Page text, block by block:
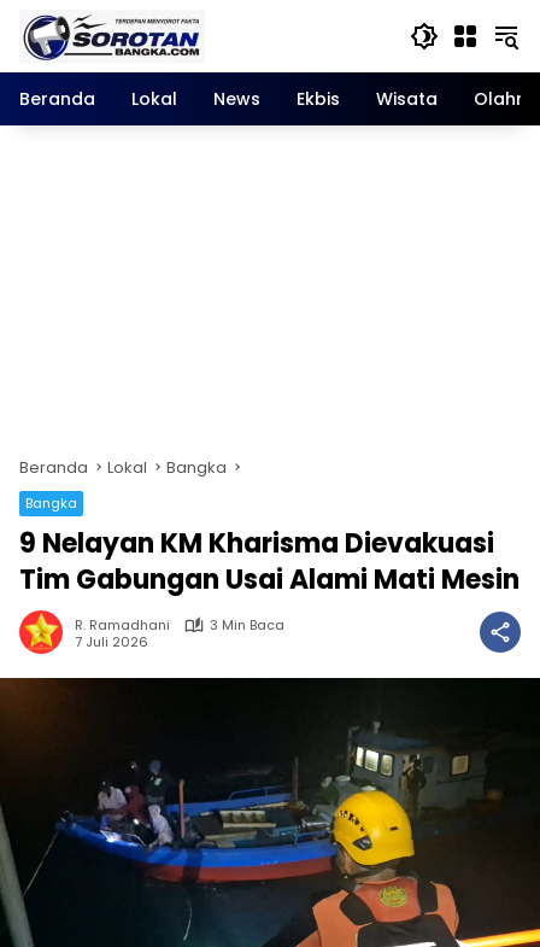
Langsung
konten
Beranda
Lokal News Ekbis Wisata
Beranda Lokal Bangka
Bangka
9 Nelayan KM Kharisma Dievakuasi
Tim Gabungan Usai Alami Mati Mesin
R. Ramadhani
3 Min Baca
7 Juli 2026